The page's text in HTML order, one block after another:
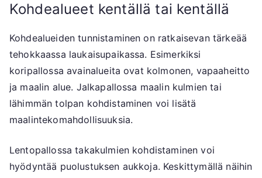
Kohdealueet kentällä tai kentällä
Kohdealueiden tunnistaminen on ratkaisevan tärkeää
tehokkaassa laukaisupaikassa. Esimerkiksi
koripallossa avainalueita ovat kolmonen, vapaaheitto
ja maalin alue. Jalkapallossa maalin kulmien tai
lähimmän tolpan kohdistaminen voi lisätä
maalintekomahdollisuuksia.
Lentopallossa takakulmien kohdistaminen voi
hyödyntää puolustuksen aukkoja. Keskittymällä näihin